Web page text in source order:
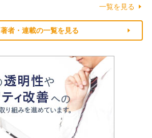
一覧を見る
著者・連載の一覧を見る